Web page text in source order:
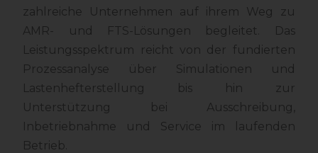
zahlreiche Unternehmen auf ihrem Weg zu
AMR- und FTS-Lösungen begleitet. Das
Leistungsspektrum reicht von der fundierten
Prozessanalyse über Simulationen und
Lastenhefterstellung bis hin zur
Unterstützung bei Ausschreibung,
Inbetriebnahme und Service im laufenden
Betrieb.